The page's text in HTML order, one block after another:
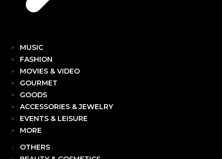
MUSIC
FASHION
MOVIES & VIDEO
GOURMET
GOODS
ACCESSORIES & JEWELRY
EVENTS & LEISURE
MORE
OTHERS